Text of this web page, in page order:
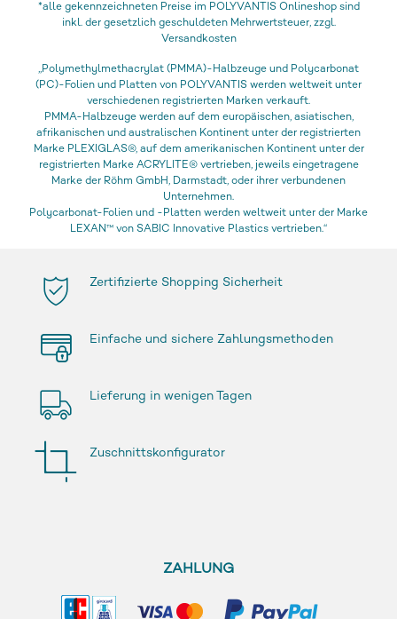
*alle gekennzeichneten Preise im POLYVANTIS Onlineshop sind
inkl. der gesetzlich geschuldeten Mehrwertsteuer, zzgl.
Versandkosten
„Polymethylmethacrylat (PMMA)-Halbzeuge und Polycarbonat
(PC)-Folien und Platten von POLYVANTIS werden weltweit unter
verschiedenen registrierten Marken verkauft.
PMMA-Halbzeuge werden auf dem europäischen, asiatischen,
afrikanischen und australischen Kontinent unter der registrierten
Marke PLEXIGLAS®, auf dem amerikanischen Kontinent unter der
registrierten Marke ACRYLITE® vertrieben, jeweils eingetragene
Marke der Röhm GmbH, Darmstadt, oder ihrer verbundenen
Unternehmen.
Polycarbonat-Folien und -Platten werden weltweit unter der Marke
LEXAN™ von SABIC Innovative Plastics vertrieben.“
Zertifizierte Shopping Sicherheit
Einfache und sichere Zahlungsmethoden
Lieferung in wenigen Tagen
Zuschnittskonfigurator
ZAHLUNG